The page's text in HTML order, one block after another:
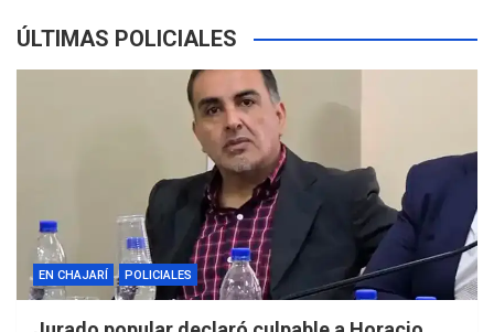
ÚLTIMAS POLICIALES
EN CHAJARÍ POLICIALES